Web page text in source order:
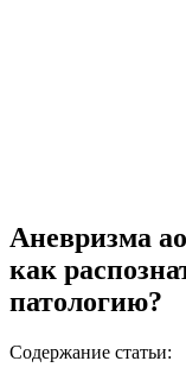
Аневризма
как
патологию?
Содержание статьи: